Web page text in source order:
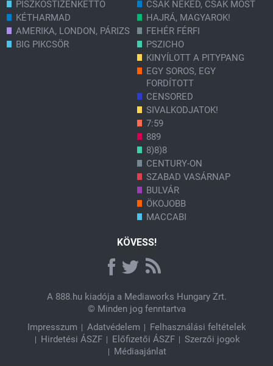
PISZKOSTIZENKETTŐ
KÉTHARMAD
AMERIKA, LONDON, PÁRIZS
BIG PIKCSÖR
CSAK NEKED, CSAK MOST
HAJRÁ, MAGYAROK!
FEHÉR FÉRFI
PSZICHO
KINYÍLOTT A PITYPANG
EGY SOROS, EGY
FORDÍTOTT
CENSORED
SIVALKODJATOK!
7:59
889
8)8)8
CENTURY-ON
SZABAD VASÁRNAP
BULVÁR
ÖKOJOBB
MACCABI
KÖVESS!
A 888.hukiadója a Mediaworks Hungary Zrt.
© Minden jog fenntartva
Impresszum
Adatvédelem
Felhasználási feltételek
Hirdetési ÁSZF
Előfizetői ÁSZF
Szerzői jogok
Médiaajánlat